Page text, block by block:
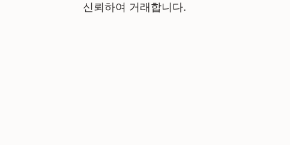
신뢰하여 거래합니다.